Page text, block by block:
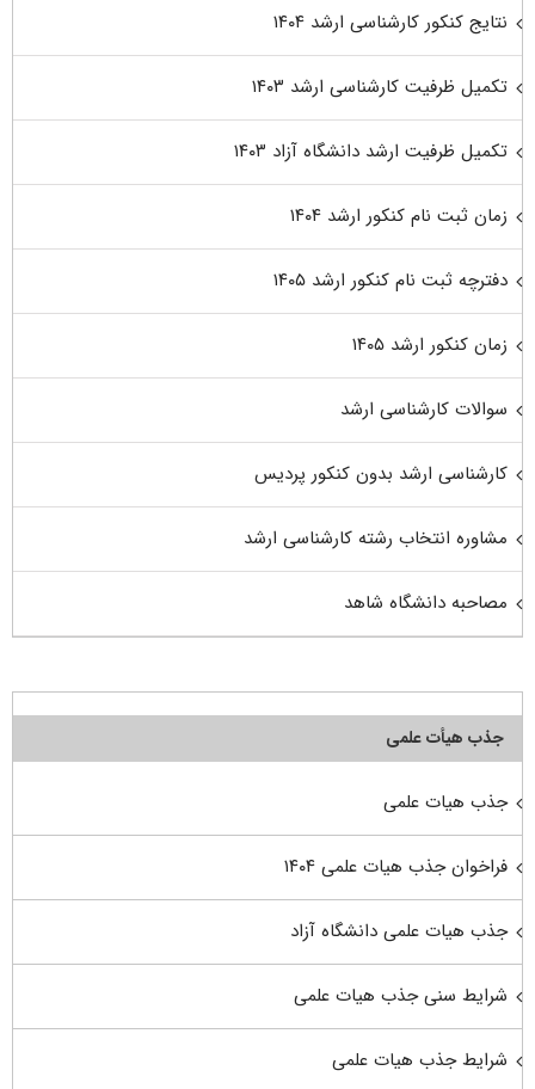
نتایج کنکور کارشناسی ارشد ۱۴۰۴
تکمیل ظرفیت کارشناسی ارشد ۱۴۰۳
تکمیل ظرفیت ارشد دانشگاه آزاد ۱۴۰۳
زمان ثبت نام کنکور ارشد ۱۴۰۴
دفترچه ثبت نام کنکور ارشد ۱۴۰۵
زمان کنکور ارشد ۱۴۰۵
سوالات کارشناسی ارشد
کارشناسی ارشد بدون کنکور پردیس
مشاوره انتخاب رشته کارشناسی ارشد
مصاحبه دانشگاه شاهد
جذب هیأت علمی
جذب هیات علمی
فراخوان جذب هیات علمی ۱۴۰۴
جذب هیات علمی دانشگاه آزاد
شرایط سنی جذب هیات علمی
شرایط جذب هیات علمی